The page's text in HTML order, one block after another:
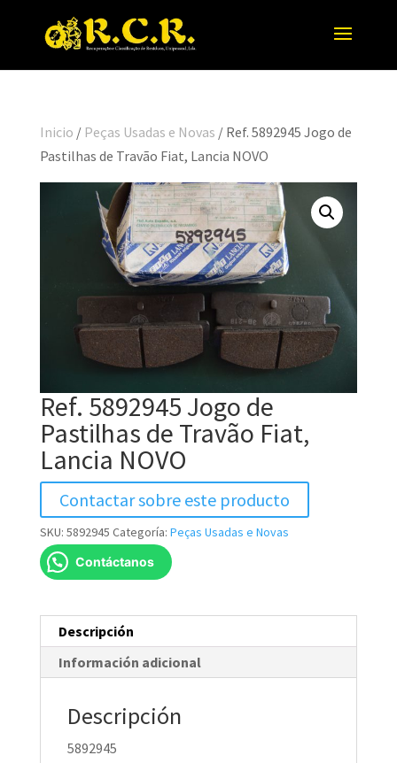
Inicio / Peças Usadas e Novas / Ref. 5892945 Jogo de
Pastilhas de Travão Fiat, Lancia NOVO
Ref. 5892945 Jogo de
Pastilhas de Travão Fiat,
Lancia NOVO
Contactar sobre este producto
SKU: 5892945 Categoría: Peças Usadas e Novas
Contáctanos
Descripción
Información adicional
Descripción
5892945